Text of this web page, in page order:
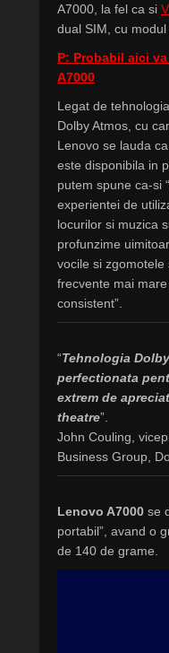
A7000, la fel ca si
dual SIM, cu modul
P: Probabil aici
A7000
Legat de tehnologia
Dolby Atmos, cu
Lenovo se lauda ca
este disponibila in
putem spune ca-si
experientei de
locurilor si muzica
profunzime
vocile si
frecvente mai
consistent”.
“Tehnologia
perfectionata
extrem de
theatre”.
John Couling,
Business Group,
Lenovo A7000 se
portabil”, avand o
de 140 de grame.